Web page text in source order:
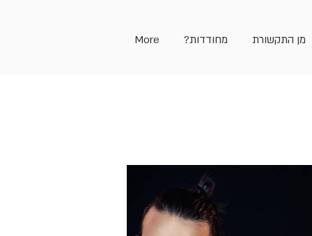
מן התקשורת מחודדות? More